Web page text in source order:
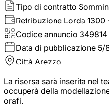
Tipo di contratto
Retribuzione Lorda 1300
Codice annuncio 349814
Data di pubblicazione 5/
Città Arezzo
La risorsa sarà inserita nel
occuperà della
orafi.